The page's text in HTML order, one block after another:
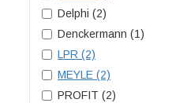
Delphi (2)
Denckermann (1)
LPR (2)
MEYLE (2)
PROFIT (2)